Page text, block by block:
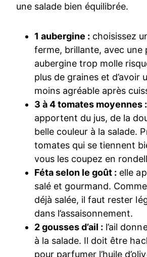
une salade bien équilibrée.
1 aubergine : choisissez
ferme, brillante, avec une
aubergine trop molle
plus de graines et d’avoir
moins agréable après
3 à 4 tomates moyennes :
apportent du jus, de la
belle couleur à la salade.
tomates qui se tiennent
vous les coupez en
Féta selon le goût : elle
salé et gourmand.
déjà salée, il faut rester
dans l’assaisonnement.
2 gousses d’ail : l’ail
à la salade. Il doit être
pour parfumer l’huile